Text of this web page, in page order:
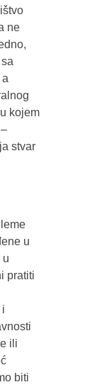
ne
kojem
stvar
u
u
pratiti
ili
biti